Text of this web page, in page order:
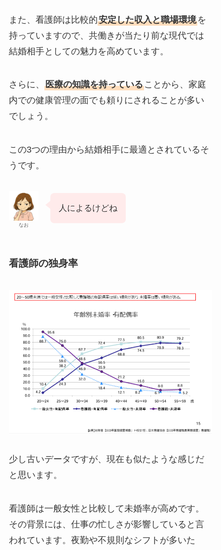
また、看護師は比較的安定した収入と職場環境を
持っていますので、共働きが当たり前な現代では
結婚相手としての魅力を高めています。
さらに、 医療の知識を持っていることから、家庭
内での健康管理の面でも頼りにされることが多い
でしょう。
この3つの理由から結婚相手に最適とされているそ
うです。
なお
人によるけどね
看護師の独身率
少し古いデータですが、現在も似たような感じだ
と思います。
看護師は一般女性と比較して未婚率が高めです。
その背景には、仕事の忙しさが影響していると言
われています。夜勤や不規則なシフトが多いた